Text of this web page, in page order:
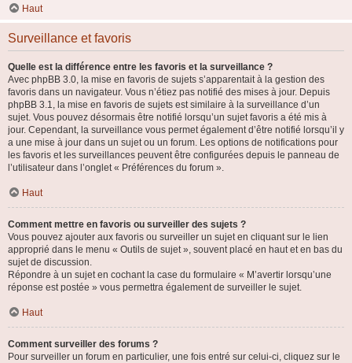
Haut
Surveillance et favoris
Quelle est la différence entre les favoris et la surveillance ?
Avec phpBB 3.0, la mise en favoris de sujets s’apparentait à la gestion des
favoris dans un navigateur. Vous n’étiez pas notifié des mises à jour. Depuis
phpBB 3.1, la mise en favoris de sujets est similaire à la surveillance d’un
sujet. Vous pouvez désormais être notifié lorsqu’un sujet favoris a été mis à
jour. Cependant, la surveillance vous permet également d’être notifié lorsqu’il y
a une mise à jour dans un sujet ou un forum. Les options de notifications pour
les favoris et les surveillances peuvent être configurées depuis le panneau de
l’utilisateur dans l’onglet « Préférences du forum ».
Haut
Comment mettre en favoris ou surveiller des sujets ?
Vous pouvez ajouter aux favoris ou surveiller un sujet en cliquant sur le lien
approprié dans le menu « Outils de sujet », souvent placé en haut et en bas du
sujet de discussion.
Répondre à un sujet en cochant la case du formulaire « M’avertir lorsqu’une
réponse est postée » vous permettra également de surveiller le sujet.
Haut
Comment surveiller des forums ?
Pour surveiller un forum en particulier, une fois entré sur celui-ci, cliquez sur le